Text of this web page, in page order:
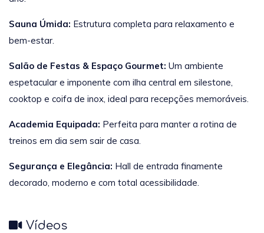
Sauna Úmida: Estrutura completa para relaxamento e
bem-estar.
Salão de Festas & Espaço Gourmet: Um ambiente
espetacular e imponente com ilha central em silestone,
cooktop e coifa de inox, ideal para recepções memoráveis.
Academia Equipada: Perfeita para manter a rotina de
treinos em dia sem sair de casa.
Segurança e Elegância: Hall de entrada finamente
decorado, moderno e com total acessibilidade.
Vídeos